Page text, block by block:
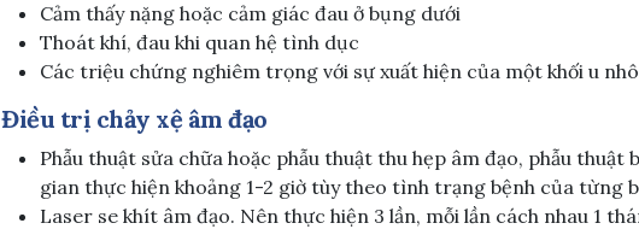
Cảm thấy nặng hoặc cảm giác đau ở bụng dưới
Thoát khí, đau khi quan hệ tình dục
Các triệu chứng nghiêm trọng với sự xuất hiện của một khối u
Điều trị chảy xệ âm đạo
Phẫu thuật sửa chữa hoặc phẫu thuật thu hẹp âm đạo, phẫu
gian thực hiện khoảng 1-2 giờ tùy theo tình trạng bệnh của từng
Laser se khít âm đạo. Nên thực hiện 3 lần, mỗi lần cách nhau 1